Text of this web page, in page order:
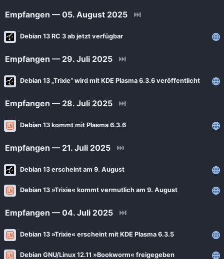
Empfangen — 05. August 2025 ⏭
Debian 13 RC 3 ab jetzt verfügbar
Empfangen — 29. Juli 2025 ⏭
Debian 13 „Trixie“ wird mit KDE Plasma 6.3.6 veröffentlicht
Empfangen — 28. Juli 2025 ⏭
Debian 13 kommt mit Plasma 6.3.6
Empfangen — 21. Juli 2025 ⏭
Debian 13 erscheint am 9. August
Debian 13 »Trixie« kommt vermutlich am 9. August
Empfangen — 04. Juli 2025 ⏭
Debian 13 »Trixie« erscheint mit KDE Plasma 6.3.5
Debian GNU/Linux 12.11 »Bookworm« freigegeben